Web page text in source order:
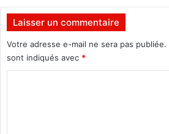
Laisser un commentaire
Votre adresse e-mail ne sera pas publiée.
sont indiqués avec *